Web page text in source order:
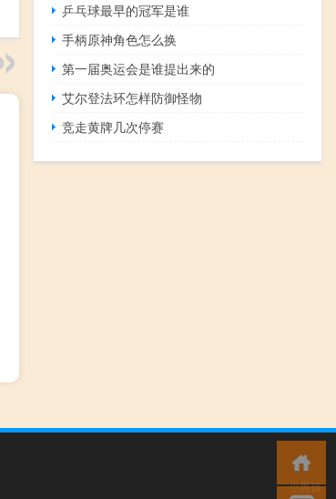
乒乓球最早的冠军是谁
手柄原神角色怎么换
第一届奥运会是谁提出来的
艾尔登法环怎样防御怪物
竞走黄牌几次停赛
小男孩